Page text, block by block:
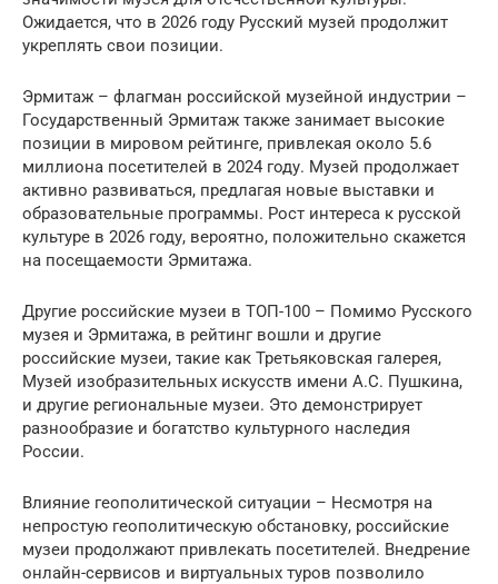
Ожидается, что в 2026 году Русский музей продолжит
укреплять свои позиции.
Эрмитаж – флагман российской музейной индустрии –
Государственный Эрмитаж также занимает высокие
позиции в мировом рейтинге, привлекая около 5.6
миллиона посетителей в 2024 году. Музей продолжает
активно развиваться, предлагая новые выставки и
образовательные программы. Рост интереса к русской
культуре в 2026 году, вероятно, положительно скажется
на посещаемости Эрмитажа.
Другие российские музеи в ТОП-100 – Помимо Русского
музея и Эрмитажа, в рейтинг вошли и другие
российские музеи, такие как Третьяковская галерея,
Музей изобразительных искусств имени А.С. Пушкина,
и другие региональные музеи. Это демонстрирует
разнообразие и богатство культурного наследия
России.
Влияние геополитической ситуации – Несмотря на
непростую геополитическую обстановку, российские
музеи продолжают привлекать посетителей. Внедрение
онлайн-сервисов и виртуальных туров позволило